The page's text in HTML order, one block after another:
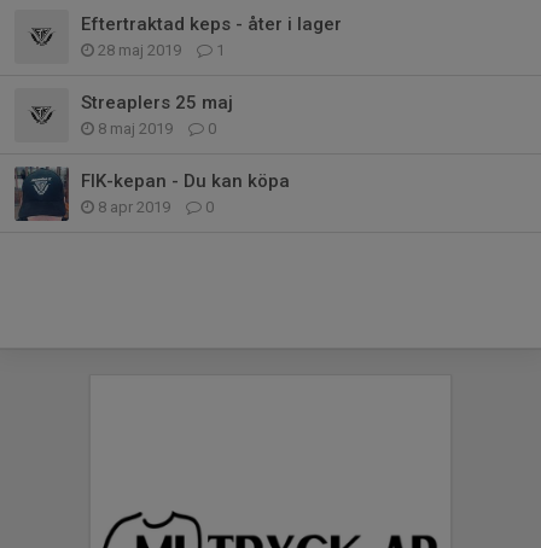
Eftertraktad keps - åter i lager
28 maj 2019 1
Streaplers 25 maj
8 maj 2019 0
FIK-kepan - Du kan köpa
8 apr 2019 0